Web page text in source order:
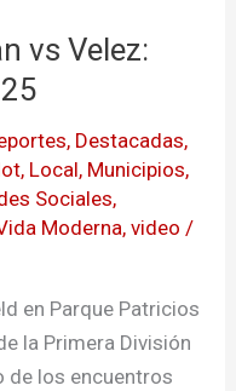
vs Velez:
, Destacadas,
, Local, Municipios,
Sociales,
Moderna,video /
en Parque Patricios
la Primera División
de los encuentros